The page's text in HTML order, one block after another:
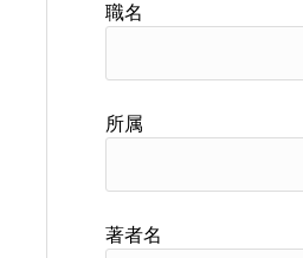
職名
所属
著者名